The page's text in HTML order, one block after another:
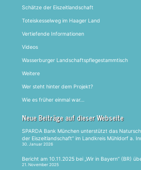
Schätze der Eiszeitlandschaft
Toteiskesselweg im Haager Land
Vertiefende Informationen
Videos
Wasserburger Landschaftspflegestammtisch
Weitere
Wer steht hinter dem Projekt?
Wie es früher einmal war…
Neue Beiträge auf dieser Webseite
SPARDA Bank München unterstützt das
der Eiszeitlandschaft“ im Landkreis Mühldorf a.
30. Januar 2026
Bericht am 10.11.2025 bei „Wir in Bayern“ (BR)
21. November 2025